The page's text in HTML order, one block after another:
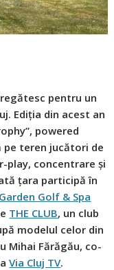
pentru un
Ediția din acest an
powered
pe teren jucători de
concentrare și
țara participă în
Golf & Spa
THE CLUB, un club
modelul celor din
Mihai Fărăgău, co-
Via Cluj TV.